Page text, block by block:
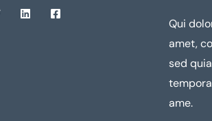
Qui
amet,
sed
ame.